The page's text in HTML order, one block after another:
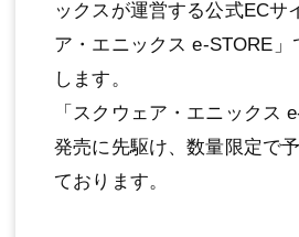
ックスが運営する公式ECサ
ア・エニックス e-STORE
します。
「スクウェア・エニックス
発売に先駆け、数量限定で
ております。